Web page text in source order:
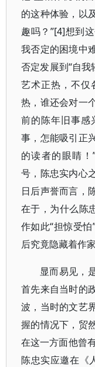
的这种体验，以
趣吗？”[4]想到
我否定的困境中
否定发展到“自我
艺术正热，不仅
热，谁还会对一
前的陈年旧事感
事，怎能吸引正
的读者的眼睛
号，陈忠实内心
日后声誉而言，
在于，为什么陈
作如此“担惊受
后究竟隐藏着作
显而易见，
首先来自当时的
波，当时的文艺
握的情况下，贸
在这一方面他曾
陈忠实应邀在《